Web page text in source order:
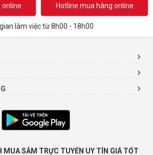
online Hotline mua hàng online
làm việc từ 8h00 - 18h00
MUA SẮM TRỰC TUYẾN UY TÍN GIÁ TỐT